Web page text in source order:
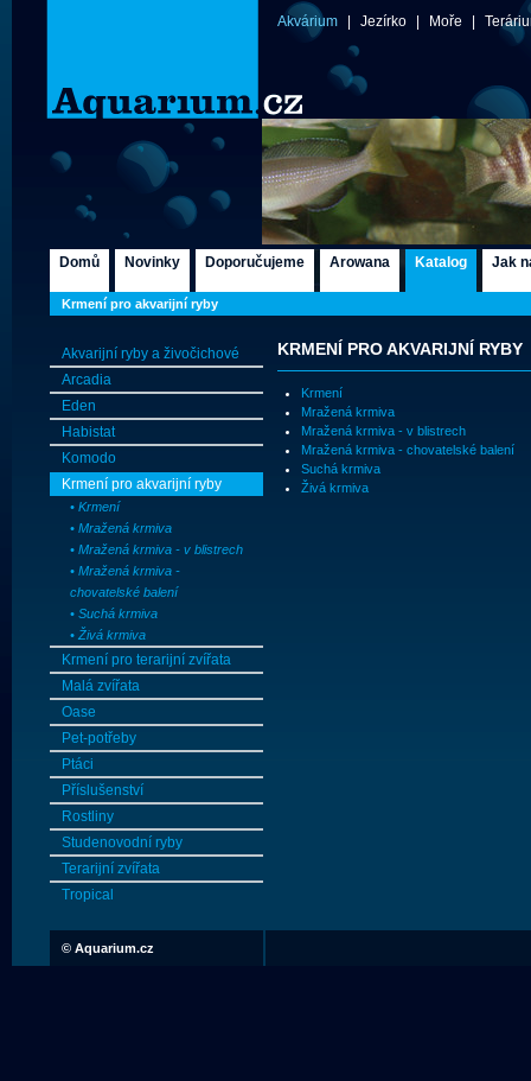
Akvárium Jezírko Moře
Domů Novinky Doporučujeme Arowana Katalog Jak
Krmení pro akvarijní ryby
Akvarijní ryby a živočichové
Arcadia
Eden
Habistat
Komodo
Krmení pro akvarijní ryby
• Krmení
• Mražená krmiva
• Mražená krmiva - v blistrech
• Mražená krmiva -
chovatelské balení
• Suchá krmiva
• Živá krmiva
Krmení pro terarijní zvířata
Malá zvířata
Oase
Pet-potřeby
Ptáci
Příslušenství
Rostliny
Studenovodní ryby
Terarijní zvířata
Tropical
KRMENÍ PRO AKVARIJNÍ RYBY
Krmení
Mražená krmiva
Mražená krmiva - v blistrech
Mražená krmiva - chovatelské balení
Suchá krmiva
Živá krmiva
© Aquarium.cz